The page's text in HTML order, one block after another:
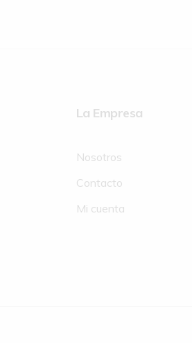
La Empresa
Nosotros
Contacto
Mi cuenta